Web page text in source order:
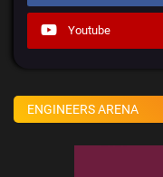
Youtube
ENGINEERS ARENA